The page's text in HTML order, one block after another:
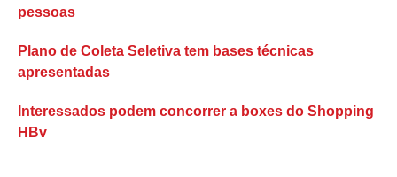
pessoas
Plano de Coleta Seletiva tem bases técnicas
apresentadas
Interessados podem concorrer a boxes do Shopping
HBv